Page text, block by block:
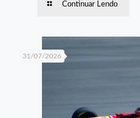
Continuar Lendo
31/07/2026